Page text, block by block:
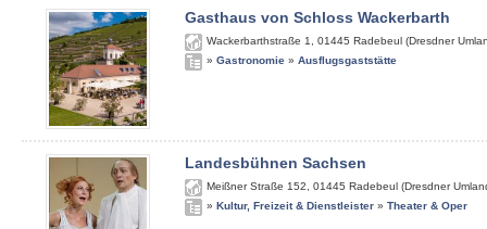
Gasthaus von Schloss Wackerbarth
Wackerbarthstraße 1 01445 Radebeul (Dresdner
» Gastronomie » Ausflugsgaststätte
Landesbühnen Sachsen
Meißner Straße 152 01445 Radebeul (Dresdner
» Kultur, Freizeit & Dienstleister » Theater & Oper